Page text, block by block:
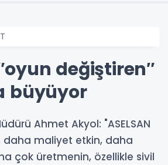
değiştiren″
büyüyor
Ahmet Akyol: "ASELSAN
daha maliyet etkin, daha
çok üretmenin, özellikle sivil